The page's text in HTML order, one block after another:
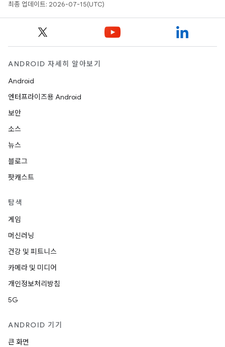
최종 업데이트: 2026-07-15(UTC)
ANDROID 자세히 알아보기
Android
엔터프라이즈용 Android
보안
소스
뉴스
블로그
팟캐스트
탐색
게임
머신러닝
건강 및 피트니스
카메라 및 미디어
개인정보처리방침
5G
ANDROID 기기
큰 화면